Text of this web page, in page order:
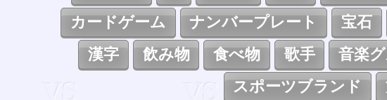
カードゲーム
ナンバープレート 宝石
漢字
飲み物 食べ物 歌手 音楽
スポーツブランド